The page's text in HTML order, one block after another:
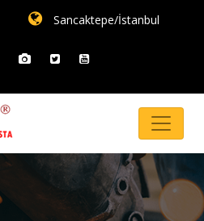
Sancaktepe/İstanbul